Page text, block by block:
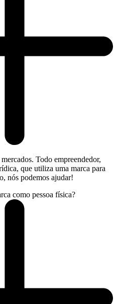
Todo empreendedor,
que utiliza uma marca para
nós podemos ajudar!
como pessoa física?